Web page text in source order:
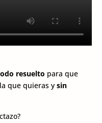
resuelto para que
que quieras ysin